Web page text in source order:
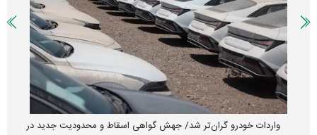
واردات خودرو گران‌تر شد/ جهش گواهی اسقاط و محدودیت جدید در